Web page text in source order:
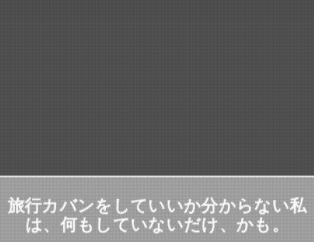
旅行カバンをしていいか分からない私
は、何もしていないだけ、かも。